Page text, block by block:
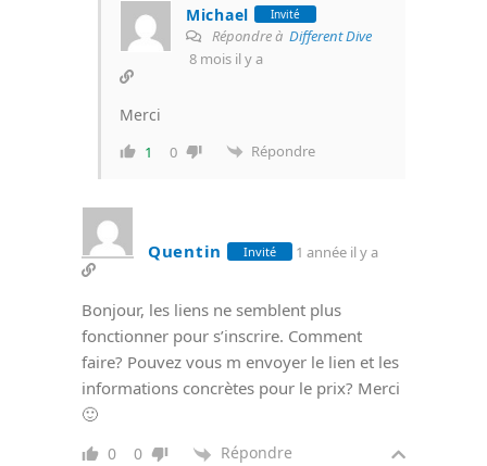
Michael Invité
Répondre à Different Dive
8 mois il y a
Merci
1 0 Répondre
Quentin Invité 1 année il y a
Bonjour, les liens ne semblent plus
fonctionner pour s’inscrire. Comment
faire? Pouvez vous m envoyer le lien et les
informations concrètes pour le prix? Merci
🙂
0 0 Répondre